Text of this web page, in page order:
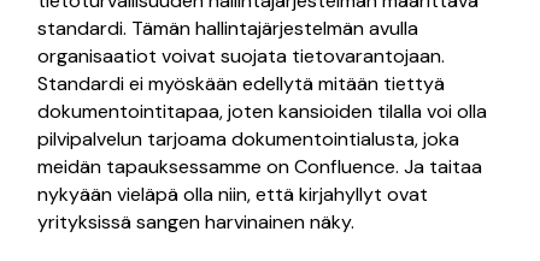
standardi. Tämän hallintajärjestelmän avulla
organisaatiot voivat suojata tietovarantojaan.
Standardi ei myöskään edellytä mitään tiettyä
dokumentointitapaa, joten kansioiden tilalla voi olla
pilvipalvelun tarjoama dokumentointialusta, joka
meidän tapauksessamme on Confluence. Ja taitaa
nykyään vieläpä olla niin, että kirjahyllyt ovat
yrityksissä sangen harvinainen näky.